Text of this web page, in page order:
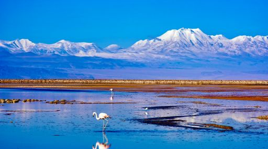
posible
traten tus
en
interés
a lo que
Para
su